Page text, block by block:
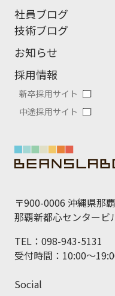
社員ブログ
技術ブログ
お知らせ
採用情報
新卒採用サイト
中途採用サイト
〒900-0006 沖縄県那
那覇新都心センタービ
TEL：098-943-5131
受付時間：10:00～
Social